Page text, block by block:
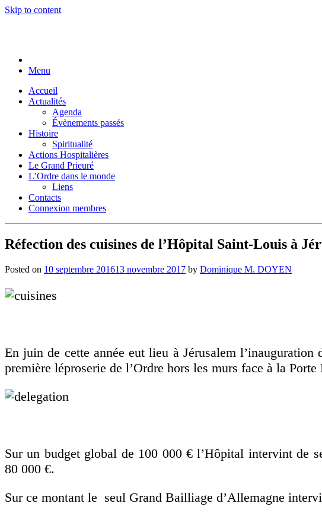
Skip to content
Menu
Accueil
Actualités
Agenda
Évènements passés
Histoire
Spiritualité
Actions Hospitalières
Le Grand Prieuré
L’Ordre dans le monde
Liens
Contacts
Connexion membres
Réfection des cuisines de l’Hôpital Saint-Louis à
Posted on 10 septembre 201613 novembre 2017 by Dominique M. DOYEN
En juin de cette année eut lieu à Jérusalem
première léproserie de l’Ordre hors les murs face à la Porte
Sur un budget global de 100 000 € l’Hôpital intervint de
80 000 €.
Sur ce montant le seul Grand Bailliage d’Allemagne